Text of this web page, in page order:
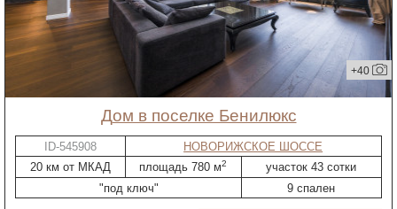
+40
дом в поселке Бенилюкс
ID-545908
НОВОРИЖСКОЕ ШОССЕ
20 км от МКАД
площадь 780 м2
участок 43 сотки
"под ключ"
9 спален